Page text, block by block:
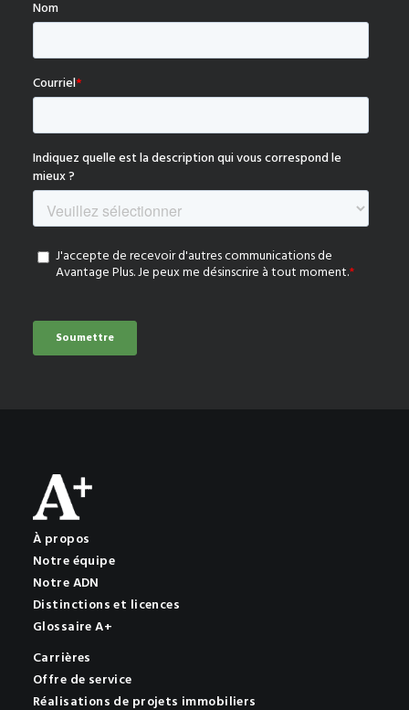
À propos
Notre équipe
Notre ADN
Distinctions et licences
Glossaire A+
Carrières
Offre de service
Réalisations de projets immobiliers